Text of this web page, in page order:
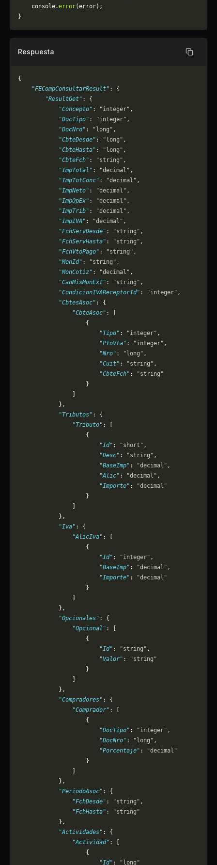
	console.
error(error);
}
Respuesta Copiar
{
    "FECompConsultarResult"
: {
        "ResultGet"
: {
            "Concepto"
: "integer" ,
            "DocTipo"
: "integer" ,
            "DocNro"
: "long" ,
            "CbteDesde"
: "long" ,
            "CbteHasta"
: "long" ,
            "CbteFch"
: "string" ,
            "ImpTotal"
: "decimal" ,
            "ImpTotConc"
: "decimal" ,
            "ImpNeto"
: "decimal" ,
            "ImpOpEx"
: "decimal" ,
            "ImpTrib"
: "decimal" ,
            "ImpIVA"
: "decimal" ,
            "FchServDesde"
: "string" ,
            "FchServHasta"
: "string" ,
            "FchVtoPago"
: "string" ,
            "MonId"
: "string" ,
            "MonCotiz"
: "decimal" ,
            "CanMisMonExt"
: "string" ,
            "CondicionIVAReceptorId"
: "integer" ,
            "CbtesAsoc"
: {
                "CbteAsoc"
: [
                    {
                        "Tipo"
: "integer" ,
                        "PtoVta"
: "integer" ,
                        "Nro"
: "long" ,
                        "Cuit"
: "string" ,
                        "CbteFch"
:
"string"
                    }
            },
            "Tributos"
: {
                "Tributo"
: [
                    {
                        "Id"
: "short" ,
                        "Desc"
: "string" ,
                        "BaseImp"
: "decimal" ,
                        "Alic"
: "decimal" ,
                        "Importe"
:
"decimal"
                    }
            },
            "Iva"
: {
                "AlicIva"
: [
                    {
                        "Id"
: "integer" ,
                        "BaseImp"
: "decimal" ,
                        "Importe"
:
"decimal"
                    }
            },
            "Opcionales"
: {
                "Opcional"
: [
                    {
                        "Id"
: "string" ,
                        "Valor"
:
"string"
                    }
            },
            "Compradores"
: {
                "Comprador"
: [
                    {
                        "DocTipo"
: "integer" ,
                        "DocNro"
: "long" ,
                        "Porcentaje"
:
"decimal"
                    }
            },
            "PeriodoAsoc"
: {
                "FchDesde"
: "string" ,
                "FchHasta"
:
"string"
            },
            "Actividades"
: {
                "Actividad"
: [
                    {
                        "Id"
: "long"